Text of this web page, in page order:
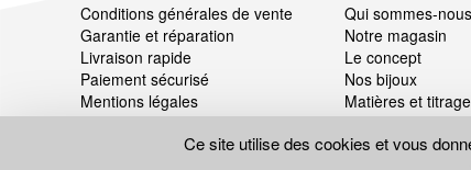
Conditions générales de vente
Garantie et réparation
Livraison rapide
Paiement sécurisé
Mentions légales
Gestion des cookies
Qui sommes-
Notre magasin
Le concept
Nos bijoux
Matières et
Ce site utilise des cookies et vous